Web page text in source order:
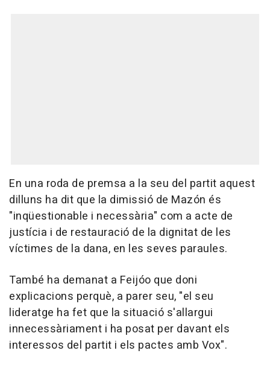
En una roda de premsa a la seu del partit aquest
dilluns ha dit que la dimissió de Mazón és
"inqüestionable i necessària" com a acte de
justícia i de restauració de la dignitat de les
víctimes de la dana, en les seves paraules.
També ha demanat a Feijóo que doni
explicacions perquè, a parer seu, "el seu
lideratge ha fet que la situació s'allargui
innecessàriament i ha posat per davant els
interessos del partit i els pactes amb Vox".